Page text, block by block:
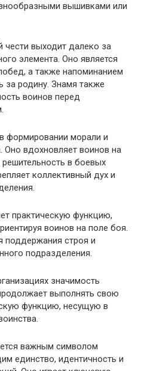
вышивками или
чести выходит далеко за
элемента. Оно является
а также напоминанием
за родину. Знамя также
воинов перед
формировании морали и
Оно вдохновляет воинов на
в боевых
коллективный дух и
практическую функцию,
воинов на поле боя.
поддержания строя и
подразделения.
значимость
выполнять свою
функцию, несущую в
важным символом
единство, идентичность и